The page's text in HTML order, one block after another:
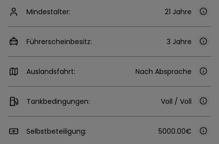
Mindestalter: 21 Jahre
Führerscheinbesitz: 3 Jahre
Auslandsfahrt: Nach Absprache
Tankbedingungen: Voll / Voll
Selbstbeteiligung: 5000.00€